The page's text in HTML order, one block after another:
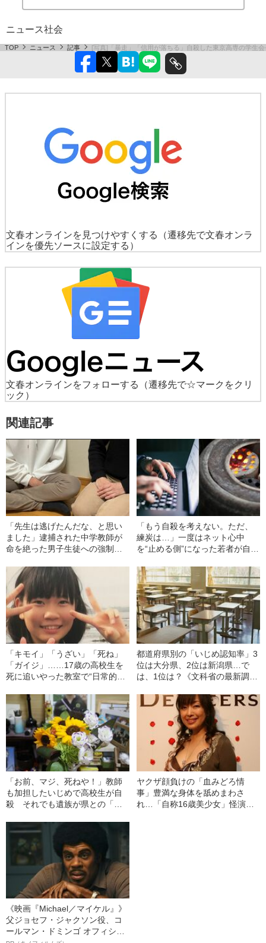
ニュース社会
TOP ニュース 記事 [写真]「暴走」「信用が落ちる」自殺した東京高専の学生
文春オンラインを見つけやすくする
（遷移先で文春オンラ
インを優先ソースに設定する）
文春オンラインをフォローする
（遷移先で☆マークをクリ
ック）
関連記事
「先生は逃げたんだな、と思い
ました」逮捕された中学教師が
命を絶った男子生徒への強制わ
いを明かした
「もう自殺を考えない。ただ、
練炭は…」一度はネット心中
を“止める側”になった若者が自死
「キモイ」「うざい」「死ね」
「ガイジ」……17歳の高校生を
死に追いやった教室で“日常的に
都道府県別の「いじめ認知率」3
位は大分県、2位は新潟県…で
は、1位は？《文科省の最新調
「お前、マジ、死ねや！」教師
も加担したいじめで高校生が自
殺 それでも遺族が県との「調
ヤクザ顔負けの「血みどろ情
事」豊満な身体を舐めまわさ
れ…「自称16歳美少女」怪演
《映画『Michael／マイケル』》
父ジョセフ・ジャクソン役、コ
ールマン・ドミンゴ オフィシャ